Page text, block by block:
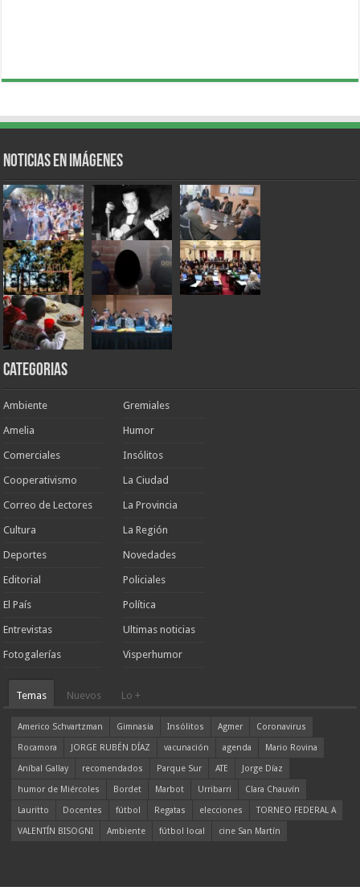
Noticias en Imágenes
Categorias
Ambiente
Amelia
Comerciales
Cooperativismo
Correo de Lectores
Cultura
Deportes
Editorial
El País
Entrevistas
Fotogalerías
Gremiales
Humor
Insólitos
La Ciudad
La Provincia
La Región
Novedades
Policiales
Política
Ultimas noticias
Visperhumor
Temas Nuevos Lo +
Americo Schvartzman Gimnasia Insólitos Agmer
Coronavirus
Rocamora
JORGE RUBÉN DÍAZ vacunación agenda
Mario Rovina
Aníbal Gallay
recomendados Parque Sur ATE
Jorge Díaz
humor de Miércoles
Bordet Marbot Urribarri
Clara Chauvín
Lauritto
Docentes fútbol Regatas elecciones
TORNEO FEDERAL A
VALENTÍN BISOGNI
Ambiente fútbol local cine San Martín